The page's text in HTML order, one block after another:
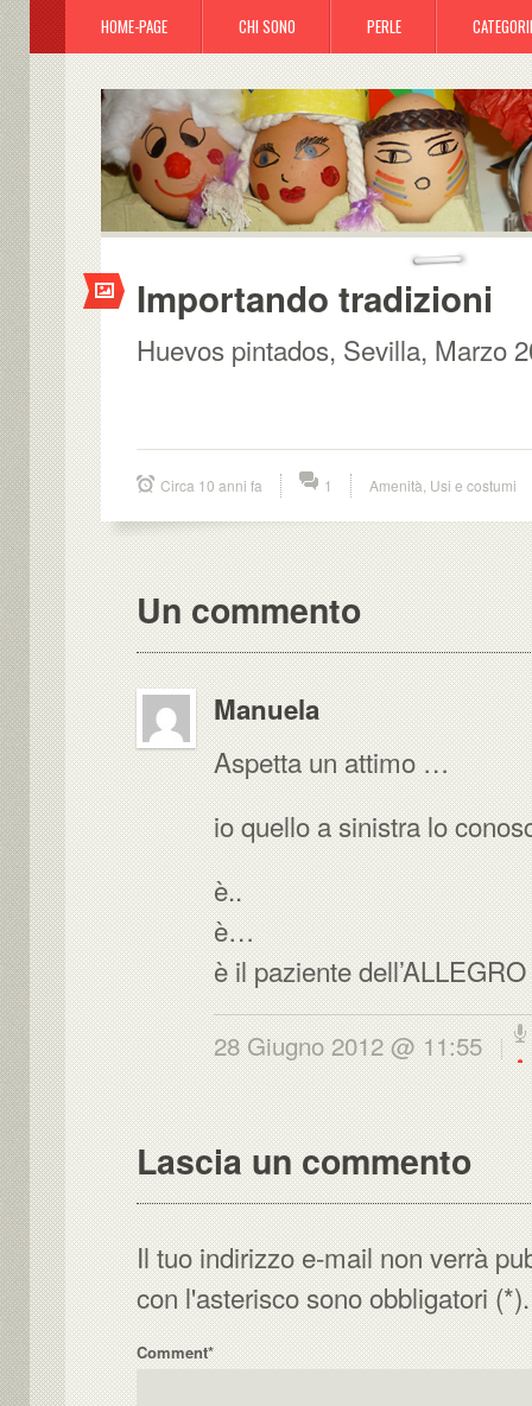
HOME-PAGE CHI SONO PERLE
Importando tradizioni
Huevos pintados, Sevilla, Marzo
Circa 10 anni fa 1 Amenità Usi e costumi
Un commento
Manuela
Aspetta un attimo …
io quello a sinistra lo
è..
è…
è il paziente
28 Giugno 2012 @ 11:55
Lascia un commento
Il tuo indirizzo e-mail non verrà
con l'asterisco sono obbligatori (*).
Comment*